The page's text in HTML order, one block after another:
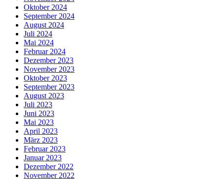
Oktober 2024
September 2024
August 2024
Juli 2024
Mai 2024
Februar 2024
Dezember 2023
November 2023
Oktober 2023
September 2023
August 2023
Juli 2023
Juni 2023
Mai 2023
April 2023
März 2023
Februar 2023
Januar 2023
Dezember 2022
November 2022